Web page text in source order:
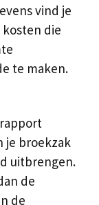
vind je
die
te maken.
je broekzak
uitbrengen.
de
de